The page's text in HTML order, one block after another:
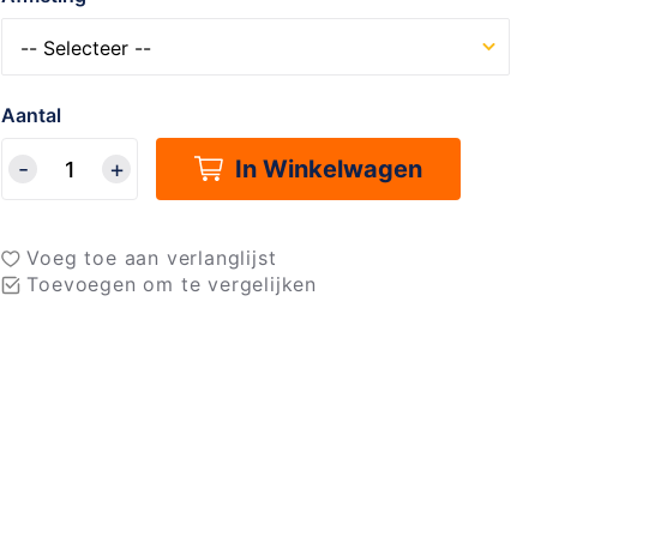
Aantal
In Winkelwagen
Voeg toe aan verlanglijst
Toevoegen om te vergelijken